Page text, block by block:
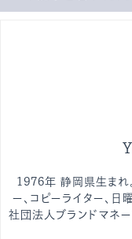
1976年 静岡県生まれ
ー、コピーライター、
社団法人ブランドマネ